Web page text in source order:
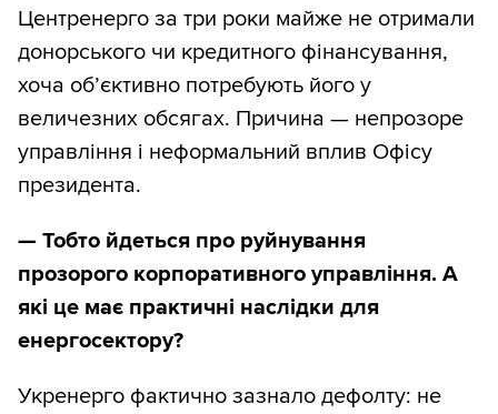
Центренерго за три роки майже не отримали
донорського чи кредитного фінансування,
хоча об’єктивно потребують його у
величезних обсягах. Причина — непрозоре
управління і неформальний вплив Офісу
президента.
— Тобто йдеться про руйнування
прозорого корпоративного управління. А
які це має практичні наслідки для
енергосектору?
Укренерго фактично зазнало дефолту: не